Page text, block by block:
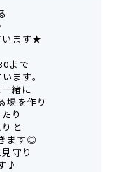
います★
まで
ます。
緒に
場を作り
り
と
ます◎
守り
♪